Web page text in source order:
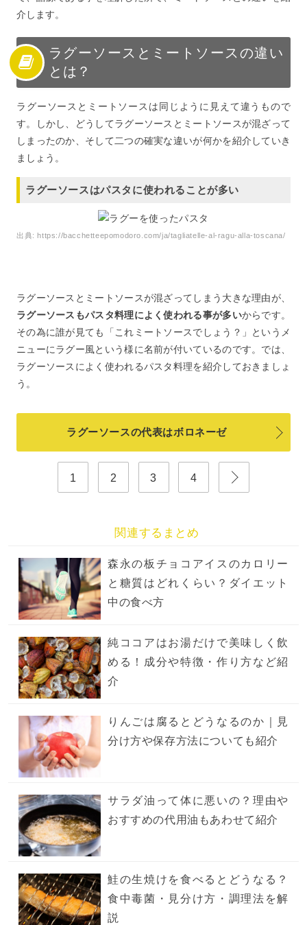
介します。
ラグーソースとミートソースの違い
とは？
ラグーソースとミートソースは同じように見えて違うもので
す。しかし、どうしてラグーソースとミートソースが混ざって
しまったのか、そして二つの確実な違いが何かを紹介していき
ましょう。
ラグーソースはパスタに使われることが多い
出典:https://bacchetteepomodoro.com/ja/tagliatelle-al-ragu-alla-toscana/
ラグーソースとミートソースが混ざってしまう大きな理由が、
ラグーソースもパスタ料理によく使われる事が多いからです。
その為に誰が見ても「これミートソースでしょう？」というメ
ニューにラグー風という様に名前が付いているのです。では、
ラグーソースによく使われるパスタ料理を紹介しておきましょ
う。
ラグーソースの代表はボロネーゼ
1 2 3 4
関連するまとめ
森永の板チョコアイスのカロリー
と糖質はどれくらい？ダイエット
中の食べ方
純ココアはお湯だけで美味しく飲
める！成分や特徴・作り方など紹
介
りんごは腐るとどうなるのか｜見
分け方や保存方法についても紹介
サラダ油って体に悪いの？理由や
おすすめの代用油もあわせて紹介
鮭の生焼けを食べるとどうなる？
食中毒菌・見分け方・調理法を解
説